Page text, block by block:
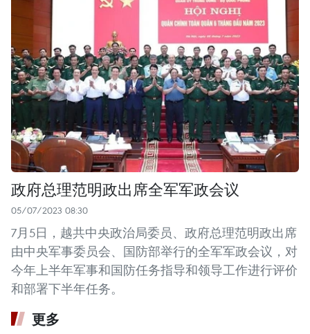
政府总理范明政出席全军军政会议
05/07/2023 08:30
7月5日，越共中央政治局委员、政府总理范明政出席
由中央军事委员会、国防部举行的全军军政会议，对
今年上半年军事和国防任务指导和领导工作进行评价
和部署下半年任务。
更多